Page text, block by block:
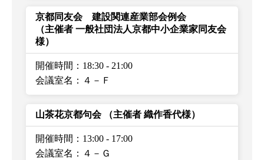
京都同友会 建設関連産業部会例会
（主催者 一般社団法人京都中小企業家同友会
様）
開催時間：18:30 - 21:00
会議室名：４－Ｆ
山茶花京都句会 （主催者 織作香代様）
開催時間：13:00 - 17:00
会議室名：４－Ｇ